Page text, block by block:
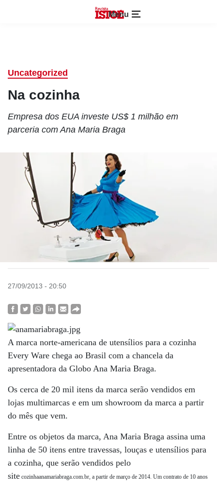
Menu
Uncategorized
Na cozinha
Empresa dos EUA investe US$ 1 milhão em
parceria com Ana Maria Braga
27/09/2013 - 20:50
A marca norte-americana de utensílios para a cozinha
Every Ware chega ao Brasil com a chancela da
apresentadora da Globo Ana Maria Braga.
Os cerca de 20 mil itens da marca serão vendidos em
lojas multimarcas e em um showroom da marca a partir
do mês que vem.
Entre os objetos da marca, Ana Maria Braga assina uma
linha de 50 itens entre travessas, louças e utensílios para
a cozinha, que serão vendidos pelo
site cozinhaanamariabraga.com.br, a partir de março de 2014. Um contrato de 10 anos